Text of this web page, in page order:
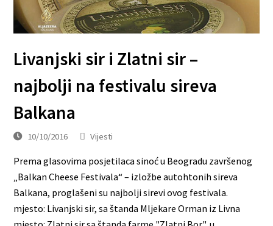
Livanjski sir i Zlatni sir –
najbolji na festivalu sireva
Balkana
10/10/2016 Vijesti
Prema glasovima posjetilaca sinoć u Beogradu završenog
„Balkan Cheese Festivala“ – izložbe autohtonih sireva
Balkana, proglašeni su najbolji sirevi ovog festivala.
mjesto: Livanjski sir, sa štanda Mljekare Orman iz Livna